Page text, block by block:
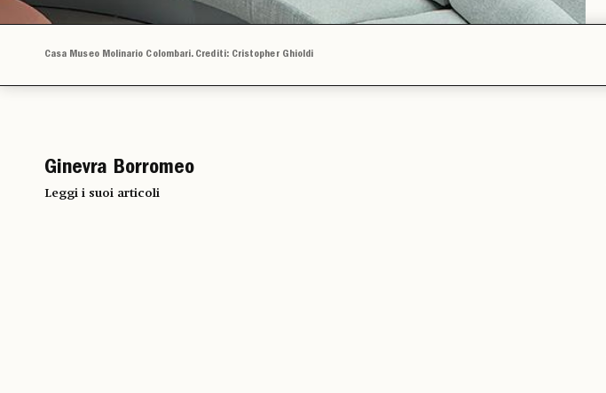
Casa Museo Molinario Colombari. Crediti: Cristopher Ghioldi
Ginevra Borromeo
Leggi i suoi articoli